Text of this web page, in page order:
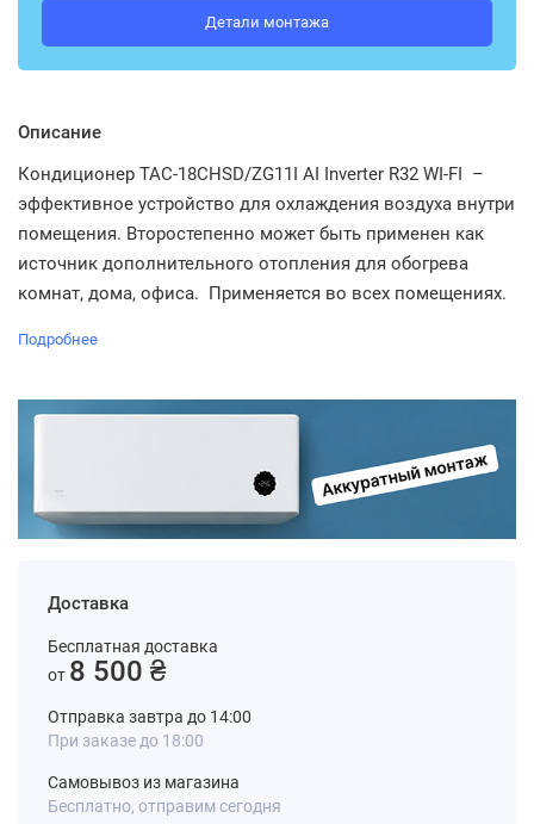
Детали монтажа
Описание
Кондиционер TAC-18CHSD/ZG11I AI Inverter R32 WI-FI –
эффективное устройство для охлаждения воздуха внутри
помещения. Второстепенно может быть применен как
источник дополнительного отопления для обогрева
комнат, дома, офиса. Применяется во всех помещениях.
Подробнее
Доставка
Бесплатная доставка
от 8 500 ₴
Отправка завтра до 14:00
При заказе до 18:00
Самовывоз из магазина
Бесплатно, отправим сегодня